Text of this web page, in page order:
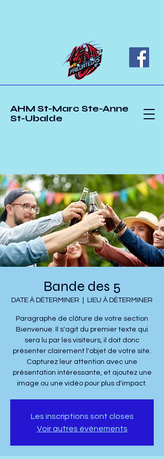
AHM St-Marc Ste-Anne
St-Ubalde
Bande des 5
DATE À DÉTERMINER LIEU À DÉTERMINER
Paragraphe de clôture de votre section
Bienvenue. Il s'agit du premier texte qui
sera lu par les visiteurs, il doit donc
présenter clairement l'objet de votre site.
Capturez leur attention avec une
présentation intéressante, et ajoutez une
image ou une vidéo pour plus d'impact.
Les inscriptions sont closes
Voir autres événements